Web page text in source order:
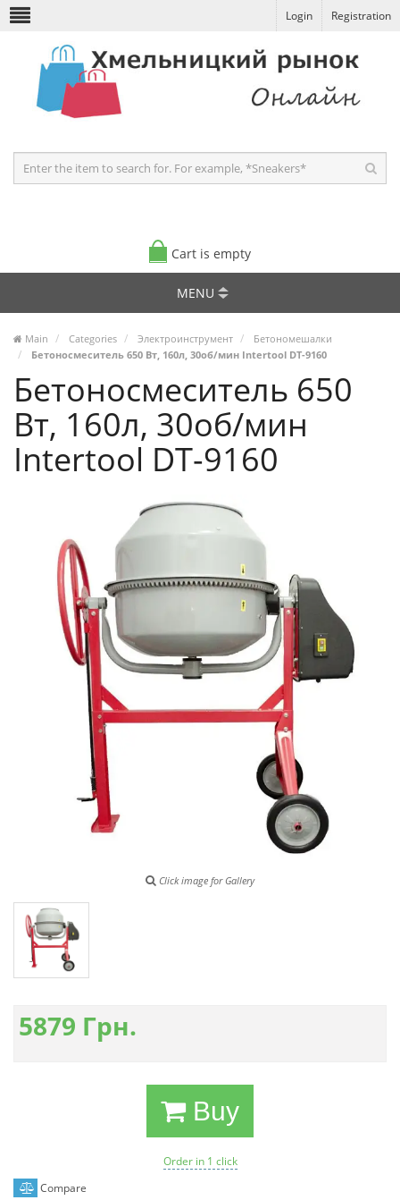
Login Registration
Cart is empty
MENU
Main Categories Электроинструмент
Бетономешалки
Бетоносмеситель 650 Вт, 160л, 30об/мин Intertool DT-9160
Бетоносмеситель 650
Вт, 160л, 30об/мин
Intertool DT-9160
Click image for Gallery
5879 Грн.
Buy
Order in 1 click
Compare